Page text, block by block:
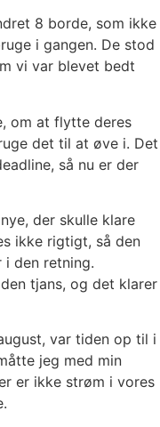
8 borde, som ikke
i gangen. De stod
vi var blevet bedt
om at flytte deres
det til at øve i. Det
så nu er der
der skulle klare
ikke rigtigt, så den
i den retning.
tjans, og det klarer
var tiden op til i
jeg med min
er ikke strøm i vores